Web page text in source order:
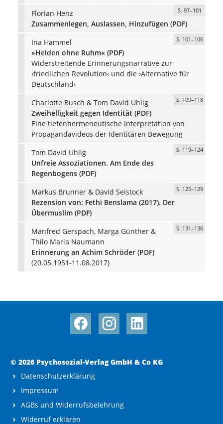
Florian Henz
S. 97–101
Zusammenlegen, Auslassen, Hinzufügen (PDF)
Ina Hammel
S. 101–106
»Helden ohne Ruhm« (PDF)
Widerstreitende Erinnerungsnarrative zur
›friedlichen Revolution‹ und die ›Alternative für
Deutschland‹
Charlotte Busch & Tom David Uhlig
S. 109–118
Zweihelligkeit gegen Identität (PDF)
Eine tiefenhermeneutische Interpretation von
Propagandavideos der Identitären Bewegung
Tom David Uhlig
S. 119–124
Unfreie Assoziationen. Am Ende des
Regenbogens (PDF)
Markus Brunner & David Seistock
S. 125–129
Rezension von: Fethi Benslama (2017). Der
Übermuslim (PDF)
Manfred Gerspach, Marga Günther &
Thilo Maria Naumann
S. 131–136
Erinnerung an Achim Schröder (PDF)
(20.05.1951-11.08.2017)
© 2026 Psychosozial-Verlag GmbH & Co KG
Datenschutzerklärung
Impressum
AGBs und Widerrufsbelehrung
Widerruf erklären